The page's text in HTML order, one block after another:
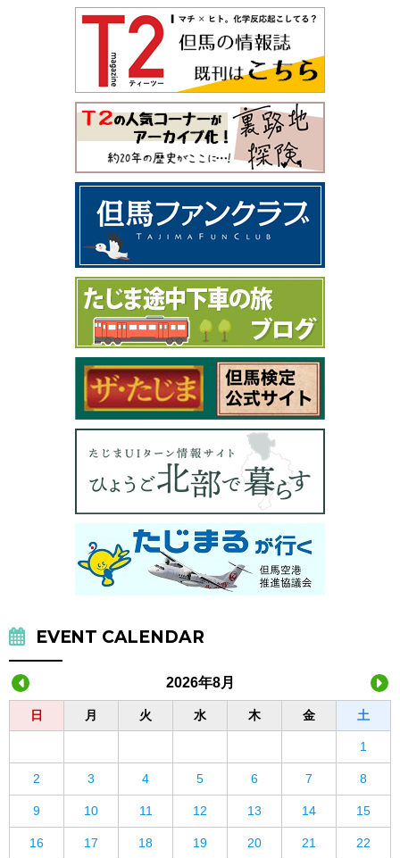
EVENT CALENDAR
2026年8月
日 月 火 水 木 金 土
1
2 3 4 5 6 7 8
9 10 11 12 13 14 15
16 17 18 19 20 21 22